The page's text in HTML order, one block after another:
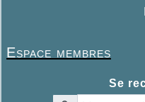
Espace membres
Se